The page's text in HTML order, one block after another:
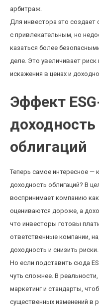
арбитраж.
Для инвестора это создает
с привлекательным, но
казаться более
деле. Это увеличивает
искажения в ценах и
Эффект
облигаций
Теперь самое интересное —
доходность облигаций? В
воспринимает компанию
оцениваются дороже, а
что инвесторы готовы
ответственные компании,
доходность и снизить риски.
Но если подставить сюда
чуть сложнее. В
маркетинг и стандарты,
существенных изменений в